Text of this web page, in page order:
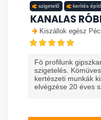
szigetelő kerítés
KANALAS
Kiszállok egész
Fö profilunk
szigetelés.
kertészeti munkák
elvégzése 20 éves